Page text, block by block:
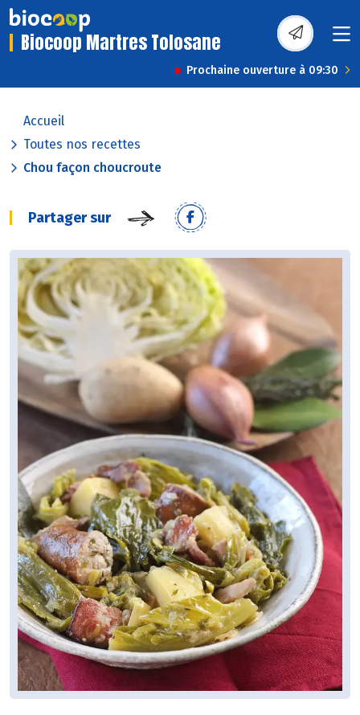
Biocoop Martres Tolosane
Prochaine ouverture à 09:30
Accueil
Toutes nos recettes
Chou façon choucroute
Partager sur